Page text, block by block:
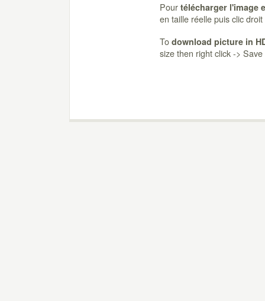
Pour télécharger l'image
en taille réelle puis clic
To download picture in
size then right click ->